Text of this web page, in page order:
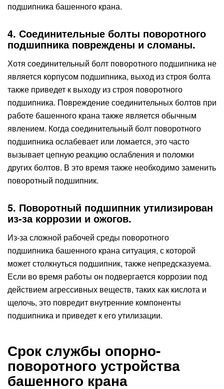
подшипника башенного крана.
4. Соединительные болты поворотного
подшипника повреждены и сломаны.
Хотя соединительный болт поворотного подшипника не
является корпусом подшипника, выход из строя болта
также приведет к выходу из строя поворотного
подшипника. Повреждение соединительных болтов при
работе башенного крана также является обычным
явлением. Когда соединительный болт поворотного
подшипника ослабевает или ломается, это часто
вызывает цепную реакцию ослабления и поломки
других болтов. В это время также необходимо заменить
поворотный подшипник.
5. Поворотный подшипник утилизирован
из-за коррозии и ожогов.
Из-за сложной рабочей среды поворотного
подшипника башенного крана ситуация, с которой
может столкнуться подшипник, также непредсказуема.
Если во время работы он подвергается коррозии под
действием агрессивных веществ, таких как кислота и
щелочь, это повредит внутренние компоненты
подшипника и приведет к его утилизации.
Срок службы опорно-
поворотного устройства
башенного крана